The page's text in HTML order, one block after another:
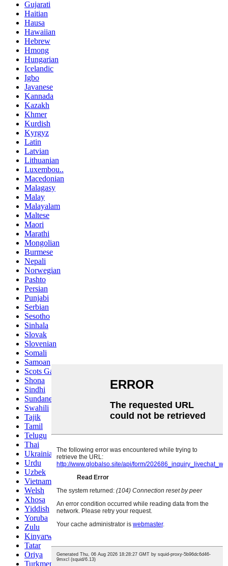
Gujarati
Haitian
Hausa
Hawaiian
Hebrew
Hmong
Hungarian
Icelandic
Igbo
Javanese
Kannada
Kazakh
Khmer
Kurdish
Kyrgyz
Latin
Latvian
Lithuanian
Luxembou..
Macedonian
Malagasy
Malay
Malayalam
Maltese
Maori
Marathi
Mongolian
Burmese
Nepali
Norwegian
Pashto
Persian
Punjabi
Serbian
Sesotho
Sinhala
Slovak
Slovenian
Somali
Samoan
Scots Gaelic
Shona
Sindhi
Sundanese
Swahili
Tajik
Tamil
Telugu
Thai
Ukrainian
Urdu
Uzbek
Vietnamese
Welsh
Xhosa
Yiddish
Yoruba
Zulu
Kinyarwanda
Tatar
Oriya
Turkmen